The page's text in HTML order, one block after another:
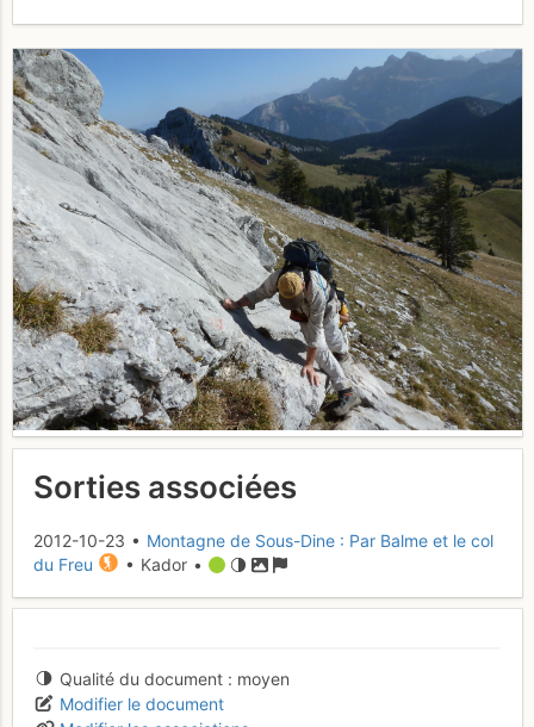
Sorties associées
2012-10-23 • Montagne de Sous-Dine : Par Balme et le col
du Freu
• Kador •
Qualité du document
moyen
Modifier le document